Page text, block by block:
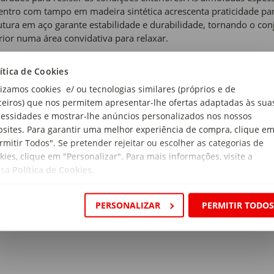
de Cookies
cookies e/ ou tecnologias similares (próprios e de
que nos permitem apresentar-lhe ofertas adaptadas às
e mostrar-lhe anúncios personalizados nos nossos
Para garantir uma melhor experiência de compra, clique em
Todos". Se pretender rejeitar ou escolher as categorias de
clique em "Personalizar". Para mais informações, visite a
Política de Cookies
PERSONALIZAR PERMITIR TODOS
com tampo em madeira sintética acrescenta praticidade
em aço garante estabilidade e durabilidade, tornando o
numa área convidativa para relaxar.
de Estar
e Natural
poliéster; Encosto: textileno; Tampo: polywood; aço
x Largura x Altura: 65 x 72 x 72 cm (cadeira); 140 x